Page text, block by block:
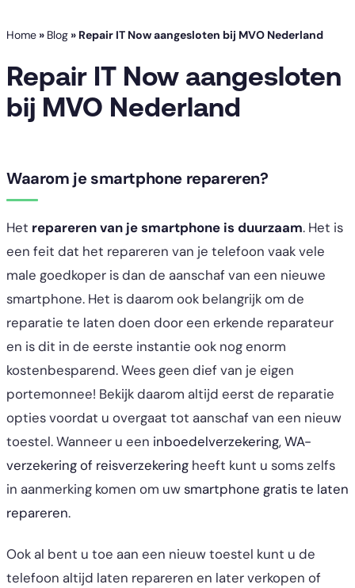
Home » Blog » Repair IT Now aangesloten bij MVO Nederland
Repair IT Now aangesloten
bij MVO Nederland
Waarom je smartphone repareren?
Het repareren van je smartphone is duurzaam. Het is
een feit dat het repareren van je telefoon vaak vele
male goedkoper is dan de aanschaf van een nieuwe
smartphone. Het is daarom ook belangrijk om de
reparatie te laten doen door een erkende reparateur
en is dit in de eerste instantie ook nog enorm
kostenbesparend. Wees geen dief van je eigen
portemonnee! Bekijk daarom altijd eerst de reparatie
opties voordat u overgaat tot aanschaf van een nieuw
toestel. Wanneer u een inboedelverzekering, WA-
verzekering of reisverzekering heeft kunt u soms zelfs
in aanmerking komen om uwsmartphone gratis te laten
repareren.
Ook al bent u toe aan een nieuw toestel kunt u de
telefoon altijd laten repareren en later verkopen of